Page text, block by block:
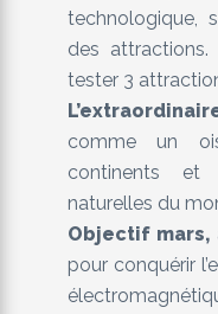
technologique,
des attractions.
tester 3
comme un
continents et
naturelles du
Objectif mars,
pour conquérir